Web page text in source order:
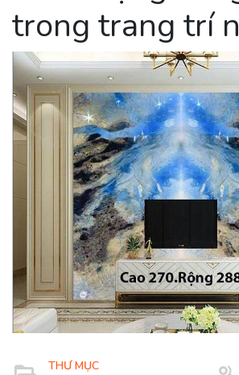
trong trang trí
THƯ MỤC